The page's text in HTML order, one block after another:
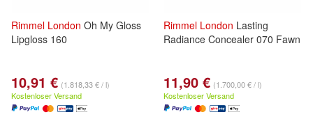
Rimmel London Oh My Gloss
Lipgloss 160
10,91 € (1.818,33 € / l)
Kostenloser Versand
Rimmel London Lasting
Radiance Concealer 070 Fawn
11,90 € (1.700,00 € / l)
Kostenloser Versand